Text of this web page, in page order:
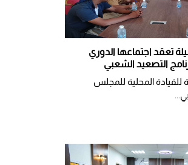
تعقد اجتماعها الدوري
التصعيد الشعبي
للقيادة المحلية للمجلس